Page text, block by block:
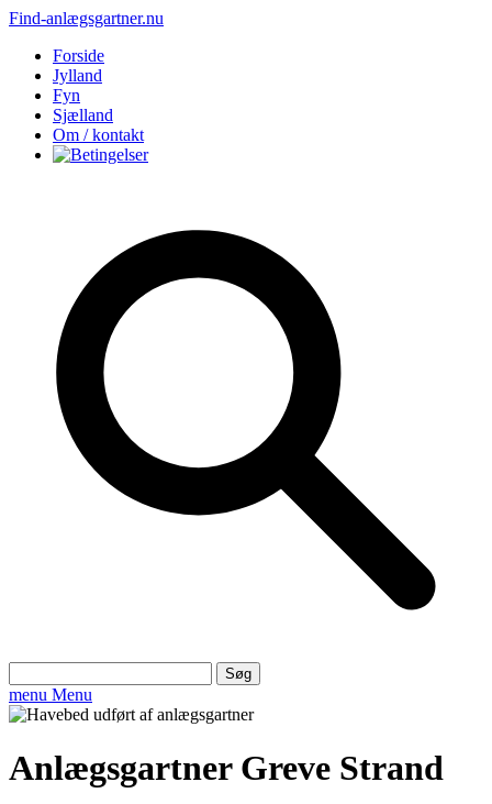
Find-anlægsgartner.nu
Forside
Jylland
Fyn
Sjælland
Om / kontakt
efter:
menu Menu
Anlægsgartner Greve Strand